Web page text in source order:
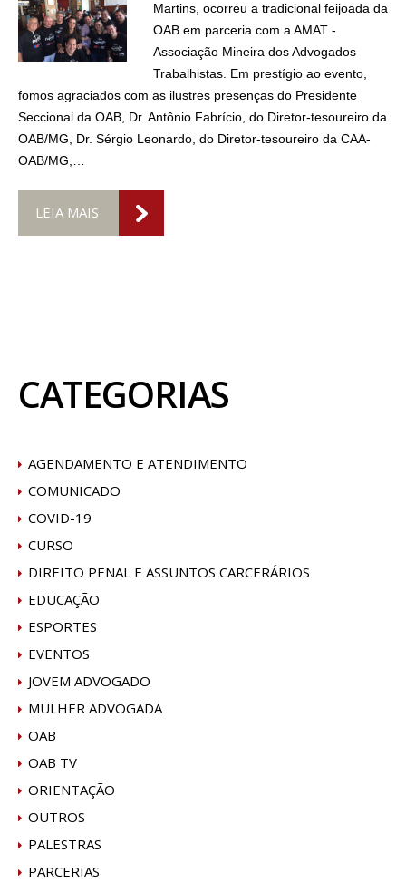
Martins, ocorreu a tradicional feijoada da
OAB em parceria com a AMAT -
Associação Mineira dos Advogados
Trabalhistas. Em prestígio ao evento,
fomos agraciados com as ilustres presenças do Presidente
Seccional da OAB, Dr. Antônio Fabrício, do Diretor-tesoureiro da
OAB/MG, Dr. Sérgio Leonardo, do Diretor-tesoureiro da CAA-
OAB/MG,…
LEIA MAIS
CATEGORIAS
AGENDAMENTO E ATENDIMENTO
COMUNICADO
COVID-19
CURSO
DIREITO PENAL E ASSUNTOS CARCERÁRIOS
EDUCAÇÃO
ESPORTES
EVENTOS
JOVEM ADVOGADO
MULHER ADVOGADA
OAB
OAB TV
ORIENTAÇÃO
OUTROS
PALESTRAS
PARCERIAS